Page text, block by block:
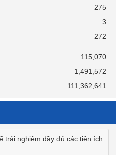
275
3
272
115,070
1,491,572
111,362,641
trải nghiệm đầy đủ các tiện ích